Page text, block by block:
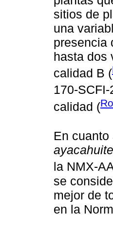
sitios de
una
presencia
hasta dos
calidad B (
170-
calidad (
En
ayacahuite
la NMX-
se
mejor de
en la